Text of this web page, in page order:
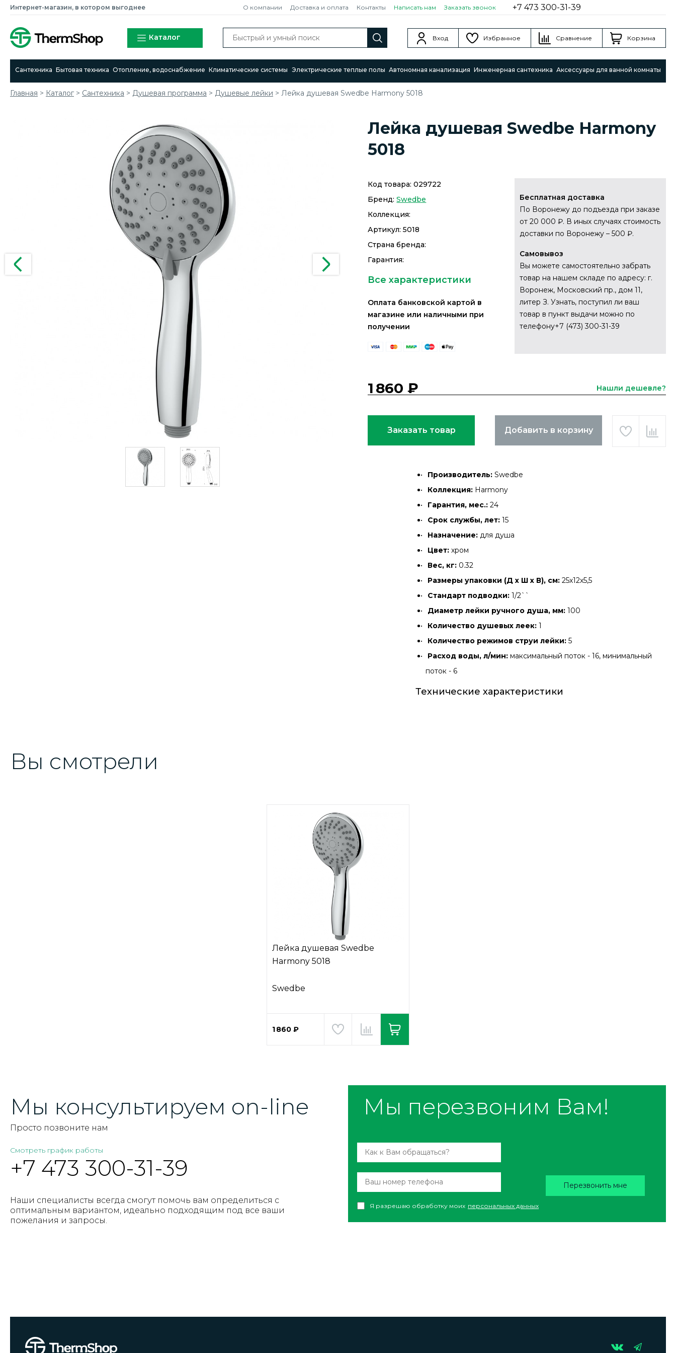
Интернет-магазин, в котором выгоднее О компании Доставка и оплата Контакты Написать нам Заказать звонок +7 473 300-31-39
Каталог Вход Избранное Сравнение Корзина
Сантехника Бытовая техника Отопление, водоснабжение Климатические системы Электрические теплые полы Автономная канализация Инженерная сантехника Аксессуары для ванной комнаты
Главная > Каталог > Сантехника > Душевая программа > Душевые лейки > Лейка душевая Swedbe Harmony 5018
Лейка душевая Swedbe Harmony
5018
Код товара:029722
Бренд:Swedbe
Коллекция:
Артикул:5018
Страна бренда:
Гарантия:
Все характеристики
Оплата банковской картой в
магазине или наличными при
получении
Бесплатная доставка
По Воронежу до подъезда при заказе
от 20 000 ₽. В иных случаях стоимость
доставки по Воронежу – 500 ₽.
Самовывоз
Вы можете самостоятельно забрать
товар на нашем складе по адресу: г.
Воронеж, Московский пр., дом 11,
литер З. Узнать, поступил ли ваш
товар в пункт выдачи можно по
телефону+7 (473) 300-31-39
1 860 ₽ Нашли дешевле?
Заказать товар Добавить в корзину
Производитель: Swedbe
Коллекция: Harmony
Гарантия, мес.: 24
Срок службы, лет: 15
Назначение: для душа
Цвет: хром
Вес, кг: 0.32
Размеры упаковки (Д х Ш х В), см: 25х12х5,5
Стандарт подводки: 1/2``
Диаметр лейки ручного душа, мм: 100
Количество душевых леек: 1
Количество режимов струи лейки: 5
Расход воды, л/мин: максимальный поток - 16, минимальный
поток - 6
Технические характеристики
Вы смотрели
Лейка душевая Swedbe
Harmony 5018
Swedbe
1 860 ₽
Мы консультируем on-line
Просто позвоните нам
Смотреть график работы
+7 473 300-31-39
Наши специалисты всегда смогут помочь вам определиться с
оптимальным вариантом, идеально подходящим под все ваши
пожелания и запросы.
Мы перезвоним Вам!
Я разрешаю обработку моих персональных данных
Перезвонить мне